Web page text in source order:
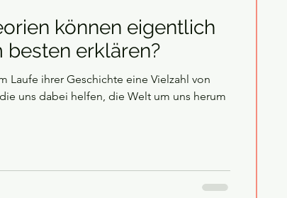
können eigentlich
besten erklären?
Laufe ihrer Geschichte eine Vielzahl von
uns dabei helfen, die Welt um uns herum